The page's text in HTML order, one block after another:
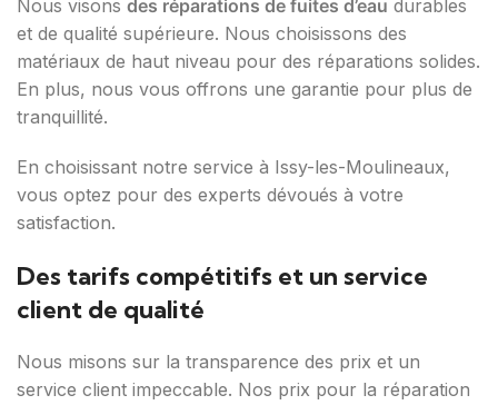
Nous visons des réparations de fuites d’eau durables
et de qualité supérieure. Nous choisissons des
matériaux de haut niveau pour des réparations solides.
En plus, nous vous offrons une garantie pour plus de
tranquillité.
En choisissant notre service à Issy-les-Moulineaux,
vous optez pour des experts dévoués à votre
satisfaction.
Des tarifs compétitifs et un service
client de qualité
Nous misons sur la transparence des prix et un
service client impeccable. Nos prix pour la réparation